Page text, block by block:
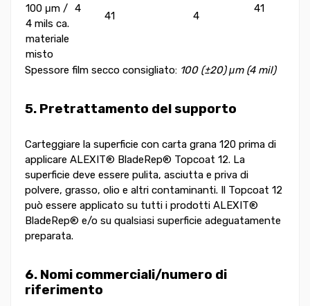
100 μm /
4 mils ca.
materiale
misto
4
41 4
Spessore film secco consigliato: 100 (±20) μm (4 mil)
5. Pretrattamento del supporto
Carteggiare la superficie con carta grana 120 prima di
applicare ALEXIT® BladeRep® Topcoat 12. La
superficie deve essere pulita, asciutta e priva di
polvere, grasso, olio e altri contaminanti. Il Topcoat 12
può essere applicato su tutti i prodotti ALEXIT®
BladeRep® e/o su qualsiasi superficie adeguatamente
preparata.
6. Nomi commerciali/numero di
riferimento